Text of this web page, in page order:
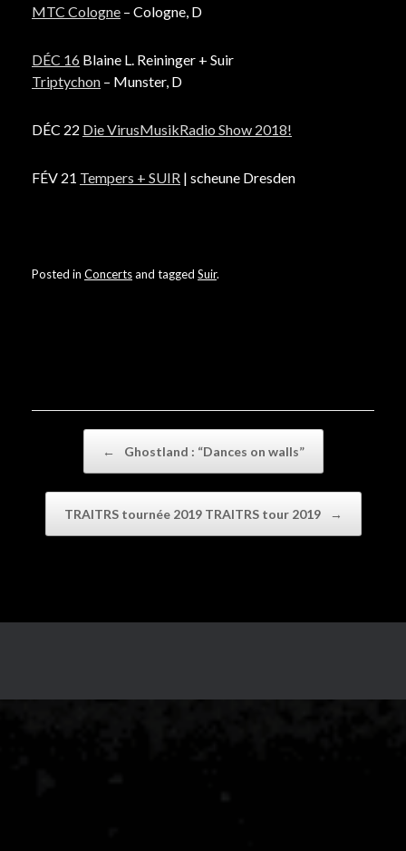
MTC Cologne – Cologne, D
DÉC 16 Blaine L. Reininger + Suir
Triptychon – Munster, D
DÉC 22 Die VirusMusikRadio Show 2018!
FÉV 21 Tempers + SUIR | scheune Dresden
Posted in Concertsand tagged Suir.
← Ghostland : “Dances on walls”
TRAITRS tournée 2019 TRAITRS tour 2019 →